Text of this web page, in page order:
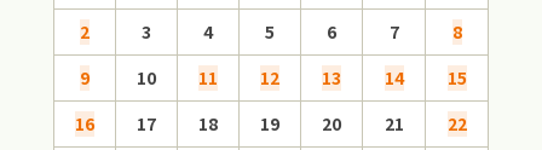
2
3 4 5 6 7
8
9
10 11 12 13 14
15
16
17 18 19 20 21
22